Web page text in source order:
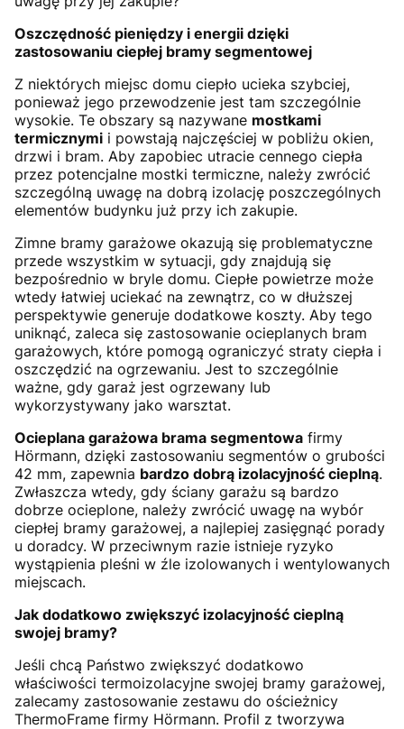
Oszczędność pieniędzy i energii dzięki
zastosowaniu ciepłej bramy segmentowej
Z niektórych miejsc domu ciepło ucieka szybciej,
ponieważ jego przewodzenie jest tam szczególnie
wysokie. Te obszary są nazywane mostkami
termicznymi i powstają najczęściej w pobliżu okien,
drzwi i bram. Aby zapobiec utracie cennego ciepła
przez potencjalne mostki termiczne, należy zwrócić
szczególną uwagę na dobrą izolację poszczególnych
elementów budynku już przy ich zakupie.
Zimne bramy garażowe okazują się problematyczne
przede wszystkim w sytuacji, gdy znajdują się
bezpośrednio w bryle domu. Ciepłe powietrze może
wtedy łatwiej uciekać na zewnątrz, co w dłuższej
perspektywie generuje dodatkowe koszty. Aby tego
uniknąć, zaleca się zastosowanie ocieplanych bram
garażowych, które pomogą ograniczyć straty ciepła i
oszczędzić na ogrzewaniu. Jest to szczególnie
ważne, gdy garaż jest ogrzewany lub
wykorzystywany jako warsztat.
Ocieplana garażowa brama segmentowa firmy
Hörmann, dzięki zastosowaniu segmentów o grubości
42 mm, zapewnia bardzo dobrą izolacyjność cieplną.
Zwłaszcza wtedy, gdy ściany garażu są bardzo
dobrze ocieplone, należy zwrócić uwagę na wybór
ciepłej bramy garażowej, a najlepiej zasięgnąć porady
u doradcy. W przeciwnym razie istnieje ryzyko
wystąpienia pleśni w źle izolowanych i wentylowanych
miejscach.
Jak dodatkowo zwiększyć izolacyjność cieplną
swojej bramy?
Jeśli chcą Państwo zwiększyć dodatkowo
właściwości termoizolacyjne swojej bramy garażowej,
zalecamy zastosowanie zestawu do ościeżnicy
ThermoFrame firmy Hörmann. Profil z tworzywa